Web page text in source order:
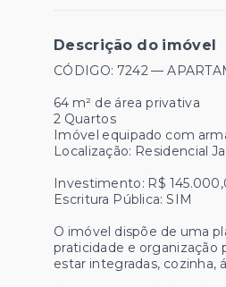
Descrição do imóvel
CÓDIGO: 7242 —
64 m² de área privativa
2 Quartos
Imóvel equipado com
Localização: Residencial
Investimento: R$
Escritura Pública: SIM
O imóvel dispõe de uma
praticidade e organização
estar integradas, cozinha,